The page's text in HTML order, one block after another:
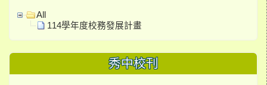
All
114學年度校務發展計畫
秀中校刊